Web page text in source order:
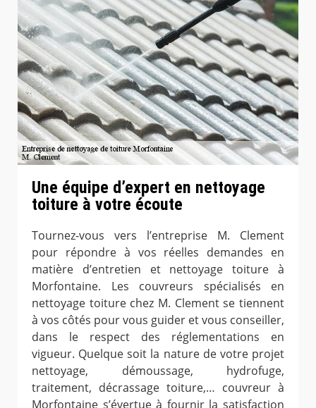
Une équipe d’expert en nettoyage
toiture à votre écoute
Tournez-vous vers l’entreprise M. Clement
pour répondre à vos réelles demandes en
matière d’entretien et nettoyage toiture à
Morfontaine. Les couvreurs spécialisés en
nettoyage toiture chez M. Clement se tiennent
à vos côtés pour vous guider et vous conseiller,
dans le respect des réglementations en
vigueur. Quelque soit la nature de votre projet
nettoyage, démoussage, hydrofuge,
traitement, décrassage toiture,… couvreur à
Morfontaine s’évertue à fournir la satisfaction